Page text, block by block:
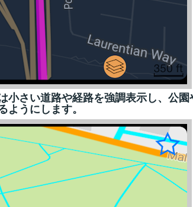
小さい道路や経路を強調表示し、公
ようにします。